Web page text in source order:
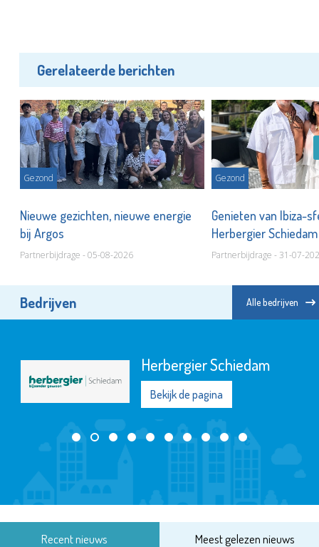
Gerelateerde berichten
Gezond
Nieuwe gezichten, nieuwe energie
bij Argos
Partnerbijdrage - 05-08-2026
Gezond
Genieten van Ibiza-
Herbergier
Partnerbijdrage - 31-07-
Bedrijven Alle bedrijven
Herbergier Schiedam
Bekijk de pagina
Recent nieuws Meest gelezen nieuws